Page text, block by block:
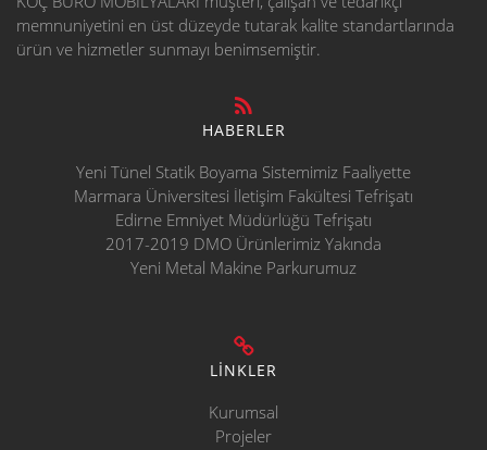
memnuniyetini en üst düzeyde tutarak kalite standartlarında
ürün ve hizmetler sunmayı benimsemiştir.
HABERLER
Yeni Tünel Statik Boyama Sistemimiz Faaliyette
Marmara Üniversitesi İletişim Fakültesi Tefrişatı
Edirne Emniyet Müdürlüğü Tefrişatı
2017-2019 DMO Ürünlerimiz Yakında
Yeni Metal Makine Parkurumuz
LİNKLER
Kurumsal
Projeler